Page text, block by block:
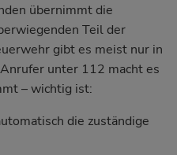
übernimmt die
Teil der
gibt es meist nur in
unter 112 macht es
– wichtig ist:
die zuständige